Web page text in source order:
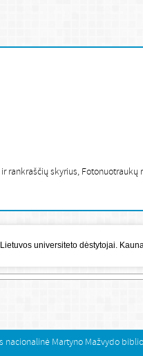
rankraščių skyrius, Fotonuotraukų
nacionalinė Martyno Mažvydo